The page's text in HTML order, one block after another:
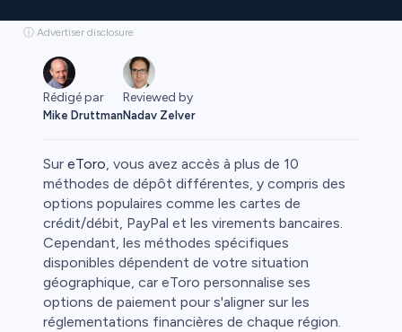
ⓘ Advertiser disclosure
Rédigé par
Mike Druttman
Reviewed by
Nadav Zelver
Sur eToro, vous avez accès à plus de 10
méthodes de dépôt différentes, y compris des
options populaires comme les cartes de
crédit/débit, PayPal et les virements bancaires.
Cependant, les méthodes spécifiques
disponibles dépendent de votre situation
géographique, car eToro personnalise ses
options de paiement pour s'aligner sur les
réglementations financières de chaque région.